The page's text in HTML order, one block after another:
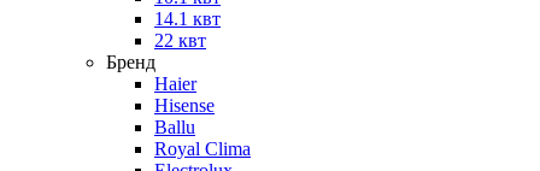
14.1 квт
22 квт
Бренд
Haier
Hisense
Ballu
Royal Clima